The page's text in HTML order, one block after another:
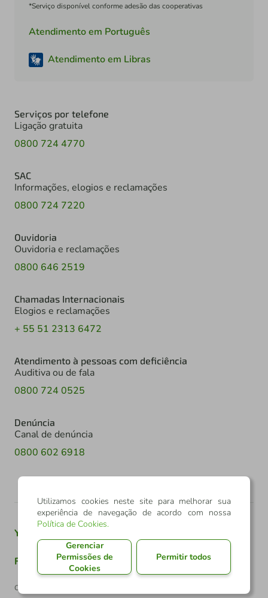
*Serviço disponível conforme adesão das cooperativas
Atendimento em Português
Atendimento em Libras
Serviços por telefone
Ligação gratuita
0800 724 4770
SAC
Informações, elogios e reclamações
0800 724 7220
Ouvidoria
Ouvidoria e reclamações
0800 646 2519
Chamadas Internacionais
Elogios e reclamações
+ 55 51 2313 6472
Atendimento à pessoas com deficiência
Auditiva ou de fala
0800 724 0525
Denúncia
Canal de denúncia
0800 602 6918
Youtube
Facebook TikTok
Confederação Sicredi
Utilizamos cookies neste site para melhorar sua
experiência de navegação de acordo com nossa
Política de Cookies.
Gerenciar
Permissões de
Cookies
Permitir todos